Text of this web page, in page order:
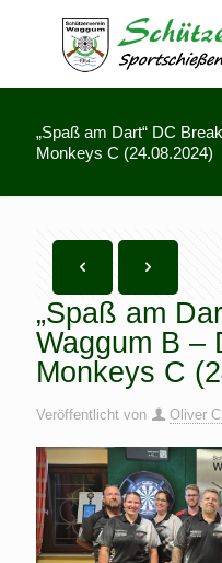
„Spaß am Dart“ DC
Monkeys C (24.08.2024)
„Spaß am
Waggum B –
Monkeys C
Veröffentlicht von Oliver